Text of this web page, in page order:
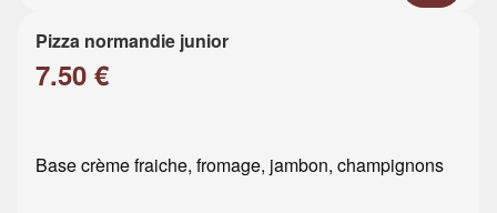
Pizza normandie junior
7.50 €
Base crème fraiche, fromage, jambon, champignons